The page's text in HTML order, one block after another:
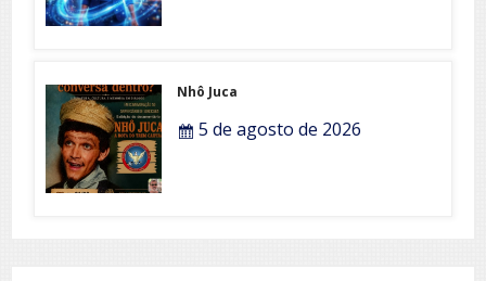
Nhô Juca
5 de agosto de 2026